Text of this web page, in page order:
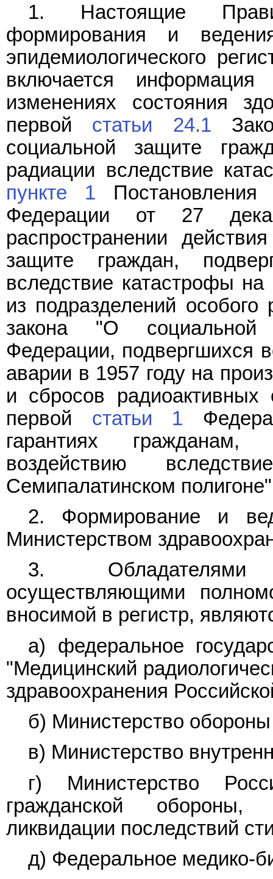
1. Настоящие
формирования и
эпидемиологического
включается
изменениях состояния
первой статьи 24.1
социальной защите
радиации вследствие
пункте 1 Постановления
Федерации от 27
распространении
защите граждан,
вследствие катастрофы
из подразделений особого
закона "О социальной
Федерации, подвергшихся
аварии в 1957 году на
и сбросов
первой статьи 1
гарантиях гражданам,
воздействию
Семипалатинском
2. Формирование и
Министерством
3. Обладателями
осуществляющими
вносимой в регистр,
а) федеральное
"Медицинский
здравоохранения
б) Министерство
в) Министерство
г) Министерство
гражданской
ликвидации последствий
д) Федеральное медико-